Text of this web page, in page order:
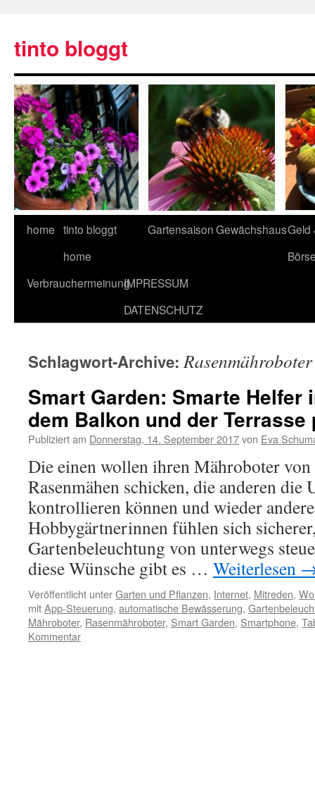
tinto bloggt
home tinto bloggt
home
GartensaisonGewächshausGeld
VerbrauchermeinungIMPRESSUM
DATENSCHUTZ
Schlagwort-Archive:Rasenmähroboter
Smart Garden: Smarte Helfer
dem Balkon und der
Publiziert am Donnerstag, 14. September 2017von Eva
Die einen wollen ihren Mähroboter von
Rasenmähen schicken, die anderen die
kontrollieren können und wieder
Hobbygärtnerinnen fühlen sich
Gartenbeleuchtung von unterwegs
diese Wünsche gibt es … Weiterlesen
Veröffentlicht unterGarten und Pflanzen, Internet, Mitreden,
mitApp-Steuerung, automatische Bewässerung,
Mähroboter, Rasenmähroboter, Smart Garden, Smartphone,
Kommentar